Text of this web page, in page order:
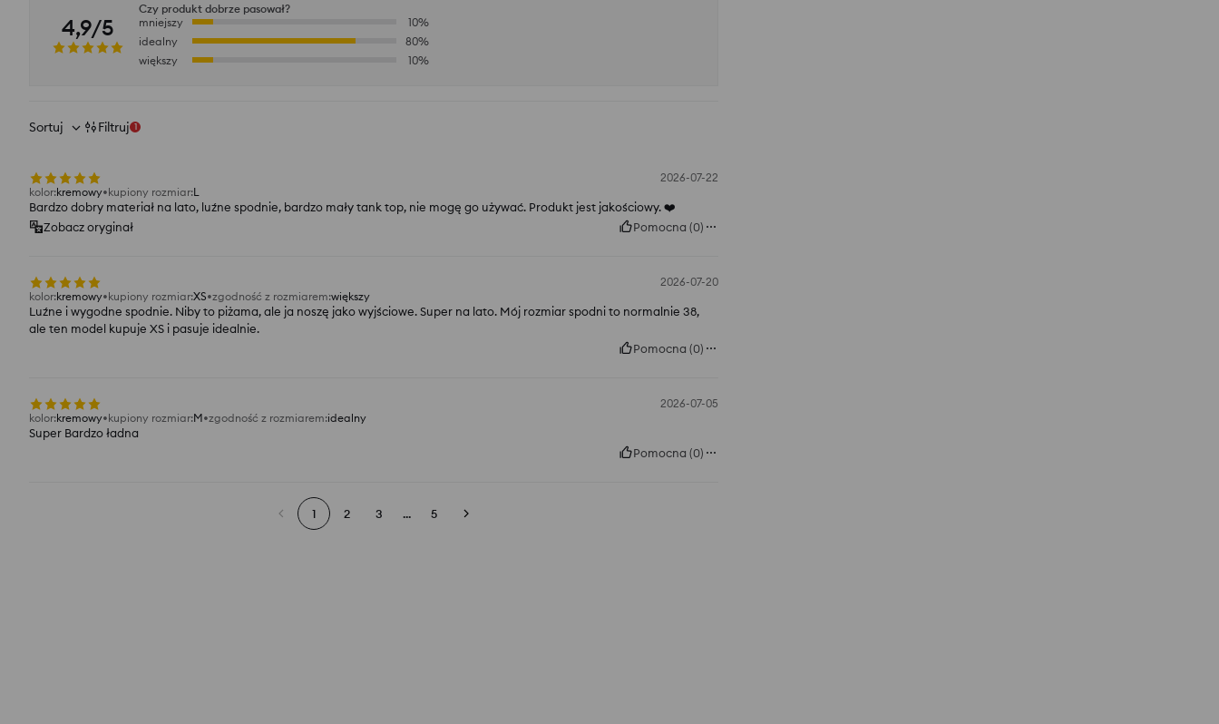
4,9/5
Czy produkt dobrze pasował?
mniejszy
10%
idealny
80%
większy
10%
Sortuj Filtruj 1
2026-07-22
kolor:kremowy kupiony rozmiar:L
Bardzo dobry materiał na lato, luźne spodnie, bardzo mały tank top, nie mogę go używać. Produkt jest jakościowy. ❤️
Zobacz oryginał
Pomocna (0)
2026-07-20
kolor:kremowy kupiony rozmiar:XS zgodność z rozmiarem:większy
Luźne i wygodne spodnie. Niby to piżama, ale ja noszę jako wyjściowe. Super na lato. Mój rozmiar spodni to normalnie 38,
ale ten model kupuje XS i pasuje idealnie.
Pomocna (0)
2026-07-05
kolor:kremowy kupiony rozmiar:M zgodność z rozmiarem:idealny
Super Bardzo ładna
Pomocna (0)
1 2 3 ... 5